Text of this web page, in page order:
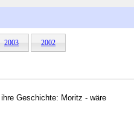
2003 2002
Geschichte: Moritz - wäre